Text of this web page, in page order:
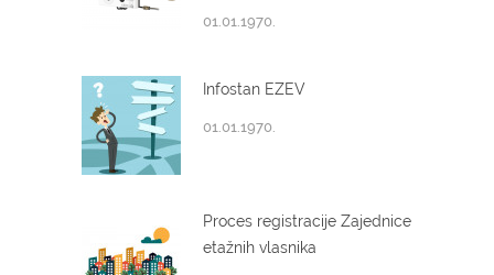
01.01.1970.
Infostan EZEV
01.01.1970.
Proces registracije Zajednice
etažnih vlasnika